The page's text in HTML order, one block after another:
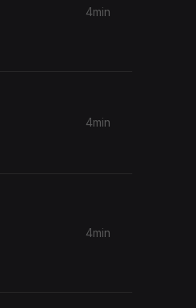
4min
4min
4min